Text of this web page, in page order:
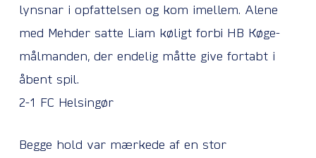
lynsnar i opfattelsen og kom imellem. Alene
med Mehder satte Liam køligt forbi HB Køge-
målmanden, der endelig måtte give fortabt i
åbent spil.
2-1 FC Helsingør
Begge hold var mærkede af en stor